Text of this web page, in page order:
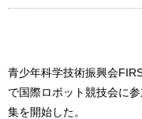
青少年科学技術振興会
で国際ロボット競技会に
集を開始した。